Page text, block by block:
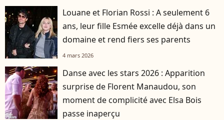
Louane et Florian Rossi : A seulement 6
ans, leur fille Esmée excelle déjà dans un
domaine et rend fiers ses parents
4 mars 2026
Danse avec les stars 2026 : Apparition
surprise de Florent Manaudou, son
moment de complicité avec Elsa Bois
passe inaperçu